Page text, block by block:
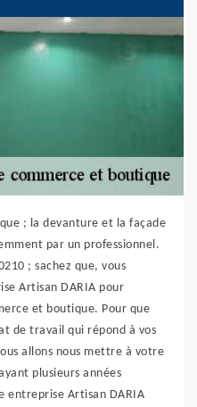
; la devanture et la façade
par un professionnel.
; sachez que, vous
Artisan DARIA pour
et boutique. Pour que
de travail qui répond à vos
allons nous mettre à votre
plusieurs années
entreprise Artisan DARIA